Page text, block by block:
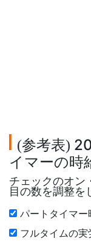
(参考表)
イマーの時
チェックのオン
目の数を調整を
パートタイマー
フルタイムの